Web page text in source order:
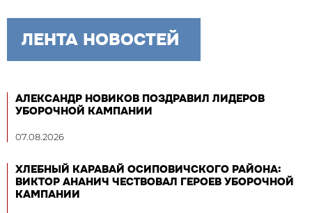
ЛЕНТА НОВОСТЕЙ
АЛЕКСАНДР НОВИКОВ ПОЗДРАВИЛ ЛИДЕРОВ
УБОРОЧНОЙ КАМПАНИИ
07.08.2026
ХЛЕБНЫЙ КАРАВАЙ ОСИПОВИЧСКОГО РАЙОНА:
ВИКТОР АНАНИЧ ЧЕСТВОВАЛ ГЕРОЕВ УБОРОЧНОЙ
КАМПАНИИ